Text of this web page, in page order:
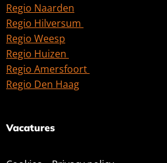
Regio Naarden
Regio Hilversum
Regio Weesp
Regio Huizen
Regio Amersfoort
Regio Den Haag
Vacatures